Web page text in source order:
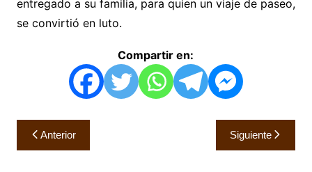
entregado a su familia, para quien un viaje de paseo,
se convirtió en luto.
Compartir en:
Navegación
de
Anterior Siguiente